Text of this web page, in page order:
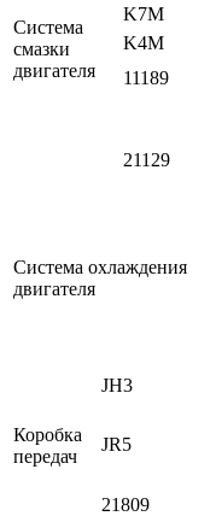
Система
смазки
двигателя
K7M
K4M
11189
21129
Система охлаждения
двигателя
Коробка
передач
JH3
JR5
21809